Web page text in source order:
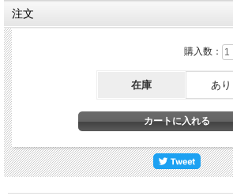
注文
購入数：
在庫 あり